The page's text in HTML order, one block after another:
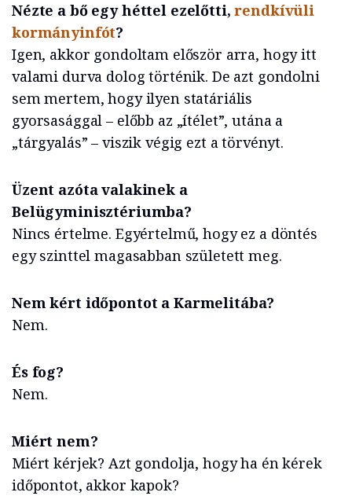
Nézte a bő egy héttel ezelőtti,rendkívüli
kormányinfót?
Igen, akkor gondoltam először arra, hogy itt
valami durva dolog történik. De azt gondolni
sem mertem, hogy ilyen statáriális
gyorsasággal – előbb az „ítélet”, utána a
„tárgyalás” – viszik végig ezt a törvényt.
Üzent azóta valakinek a
Belügyminisztériumba?
Nincs értelme. Egyértelmű, hogy ez a döntés
egy szinttel magasabban született meg.
Nem kért időpontot a Karmelitába?
Nem.
És fog?
Nem.
Miért nem?
Miért kérjek? Azt gondolja, hogy ha én kérek
időpontot, akkor kapok?